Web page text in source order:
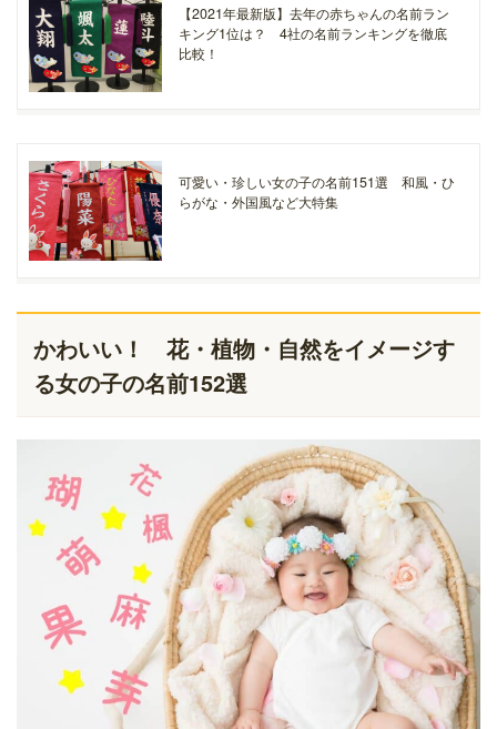
【2021年最新版】去年の赤ちゃんの名前ラン
キング1位は？ 4社の名前ランキングを徹底
比較！
可愛い・珍しい女の子の名前151選 和風・ひ
らがな・外国風など大特集
かわいい！ 花・植物・自然をイメージす
る女の子の名前152選